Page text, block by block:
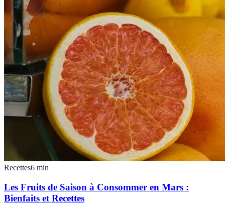
Recettes6 min
Les Fruits de Saison à Consommer en Mars :
Bienfaits et Recettes